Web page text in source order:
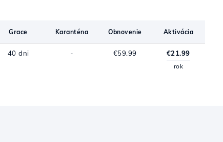
Grace Karanténa Obnovenie Aktivácia
40 dni - €59.99 €21.99
rok